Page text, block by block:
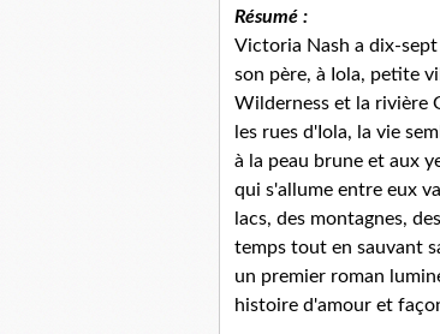
Résumé :
Victoria Nash a dix-sept
son père, à Iola, petite
Wilderness et la rivière
les rues d'Iola, la vie
à la peau brune et aux
qui s'allume entre eux
lacs, des montagnes,
temps tout en sauvant
un premier roman
histoire d'amour et